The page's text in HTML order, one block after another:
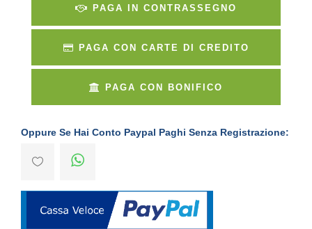
PAGA IN CONTRASSEGNO
PAGA CON CARTE DI CREDITO
PAGA CON BONIFICO
Oppure Se Hai Conto Paypal Paghi Senza Registrazione: